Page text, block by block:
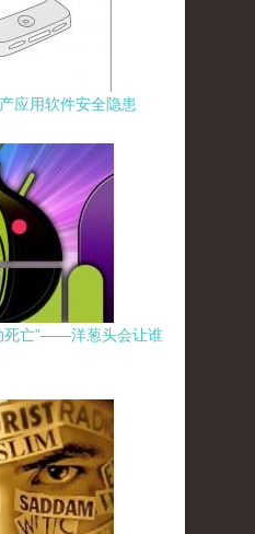
应用软件安全隐患
死亡”——洋葱头会让谁